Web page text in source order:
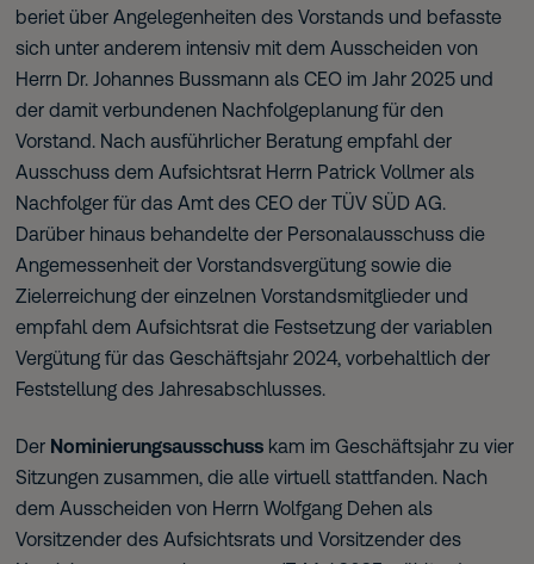
beriet über Angelegenheiten des Vorstands und befasste
sich unter anderem intensiv mit dem Ausscheiden von
Herrn Dr. Johannes Bussmann als CEO im Jahr 2025 und
der damit verbundenen Nachfolgeplanung für den
Vorstand. Nach ausführlicher Beratung empfahl der
Ausschuss dem Aufsichtsrat Herrn Patrick Vollmer als
Nachfolger für das Amt des CEO der TÜV SÜD AG.
Darüber hinaus behandelte der Personalausschuss die
Angemessenheit der Vorstandsvergütung sowie die
Zielerreichung der einzelnen Vorstandsmitglieder und
empfahl dem Aufsichtsrat die Festsetzung der variablen
Vergütung für das Geschäftsjahr 2024, vorbehaltlich der
Feststellung des Jahresabschlusses.
Der Nominierungsausschuss kam im Geschäftsjahr zu vier
Sitzungen zusammen, die alle virtuell stattfanden. Nach
dem Ausscheiden von Herrn Wolfgang Dehen als
Vorsitzender des Aufsichtsrats und Vorsitzender des